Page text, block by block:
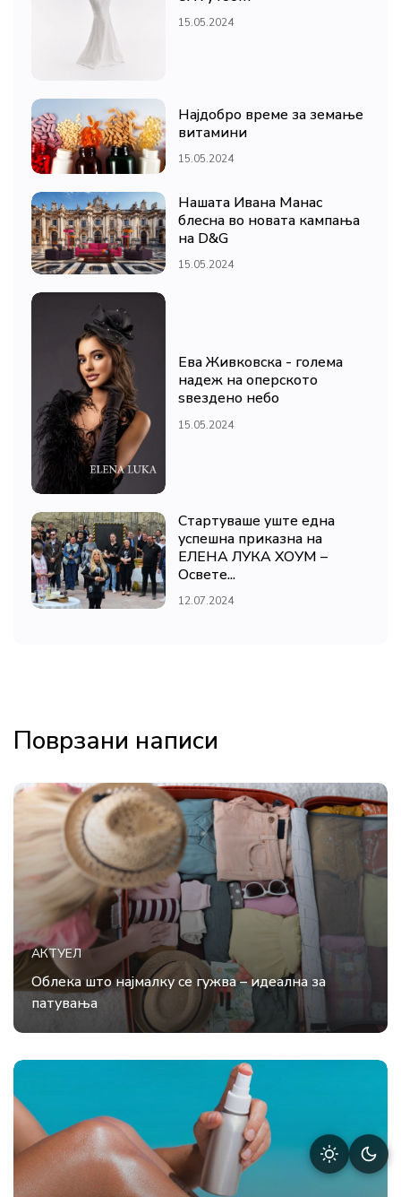
15.05.2024
Најдобро време за земање
витамини
15.05.2024
Нашата Ивана Манас
блесна во новата кампања
на D&G
15.05.2024
Ева Живковска - голема
надеж на оперското
ѕвездено небо
15.05.2024
Стартуваше уште една
успешна приказна на
ЕЛЕНА ЛУКА ХОУМ –
Освете...
12.07.2024
Поврзани написи
АКТУЕЛ
Облека што најмалку се гужва – идеална за
патувања